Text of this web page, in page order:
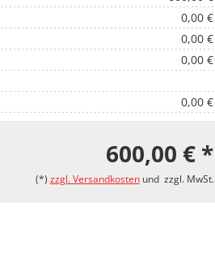
0,00 €
0,00 €
0,00 €
0,00 €
600,00 € *
(*) zzgl. Versandkostenund zzgl. MwSt.